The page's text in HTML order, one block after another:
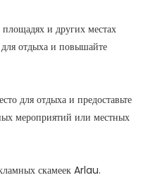
и других местах
для отдыха и повышайте
для отдыха и предоставьте
мероприятий или местных
скамеек Arlau.